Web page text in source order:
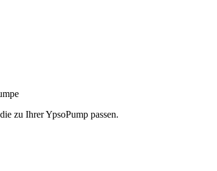
zu Ihrer YpsoPump passen.